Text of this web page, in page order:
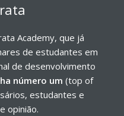
Academy, que já
de estudantes em
de desenvolvimento
número um (top of
estudantes e
opinião.